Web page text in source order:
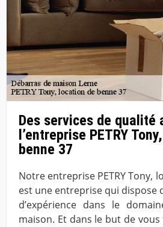
Des services de qualité
l’entreprise PETRY
benne 37
Notre entreprise PETRY Tony,
est une entreprise qui dispose
d’expérience dans le
maison. Et dans le but de